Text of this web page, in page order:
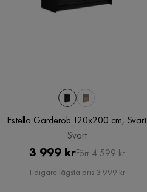
Estella Garderob 120x200 cm, Svart
Svart
Pris
3 999 krOriginal
Pris
Förr 4 599 kr
Tidigare lägsta pris 3 999 kr